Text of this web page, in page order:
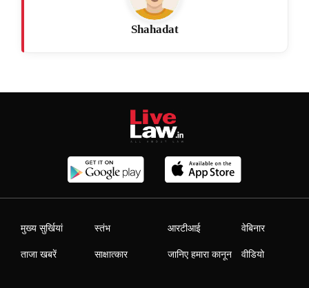
Shahadat
मुख्य सुर्खियां
ताजा खबरें
स्तंभ
साक्षात्कार
आरटीआई
जानिए हमारा कानून
वेबिनार
वीडियो